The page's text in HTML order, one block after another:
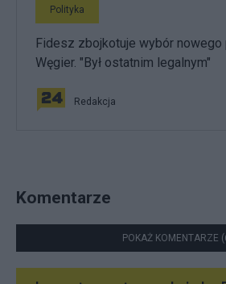
Polityka
Fidesz zbojkotuje wybór nowego
Węgier. "Był ostatnim legalnym"
Redakcja
Komentarze
POKAŻ KOMENTARZE